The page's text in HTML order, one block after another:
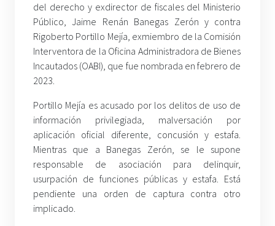
del derecho y exdirector de fiscales del Ministerio
Público, Jaime Renán Banegas Zerón y contra
Rigoberto Portillo Mejía, exmiembro de la Comisión
Interventora de la Oficina Administradora de Bienes
Incautados (OABI), que fue nombrada en febrero de
2023.
Portillo Mejía es acusado por los delitos de uso de
información privilegiada, malversación por
aplicación oficial diferente, concusión y estafa.
Mientras que a Banegas Zerón, se le supone
responsable de asociación para delinquir,
usurpación de funciones públicas y estafa. Está
pendiente una orden de captura contra otro
implicado.